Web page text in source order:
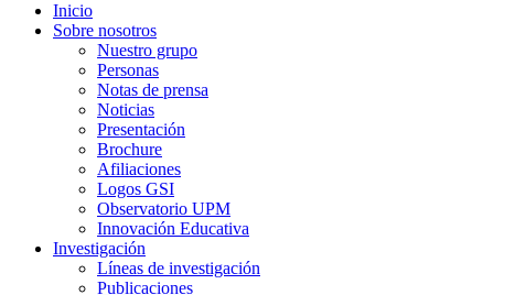
Inicio
Sobre nosotros
Nuestro grupo
Personas
Notas de prensa
Noticias
Presentación
Brochure
Afiliaciones
Logos GSI
Observatorio UPM
Innovación Educativa
Investigación
Líneas de investigación
Publicaciones